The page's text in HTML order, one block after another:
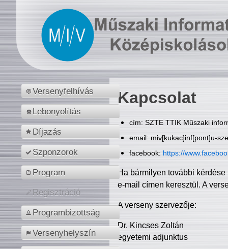
Versenyfelhívás
Lebonyolítás
Díjazás
Szponzorok
Program
Regisztráció
Programbizottság
Versenyhelyszín
Kapcsolat
cím: SZTE TTIK Műszaki
email: miv[kukac]inf[pont]u-
facebook: https://
Ha bármilyen további
e-mail címen keresztül. A
A verseny szervezője:
Dr. Kincses Zoltán
egyetemi adjunktus